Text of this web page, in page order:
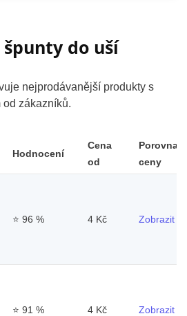
do uší
nejprodávanější produkty s
zákazníků.
Hodnocení
Cena
od
Porovnat
ceny
⭐ 96 % 4 Kč Zobrazit
⭐ 91 % 4 Kč Zobrazit